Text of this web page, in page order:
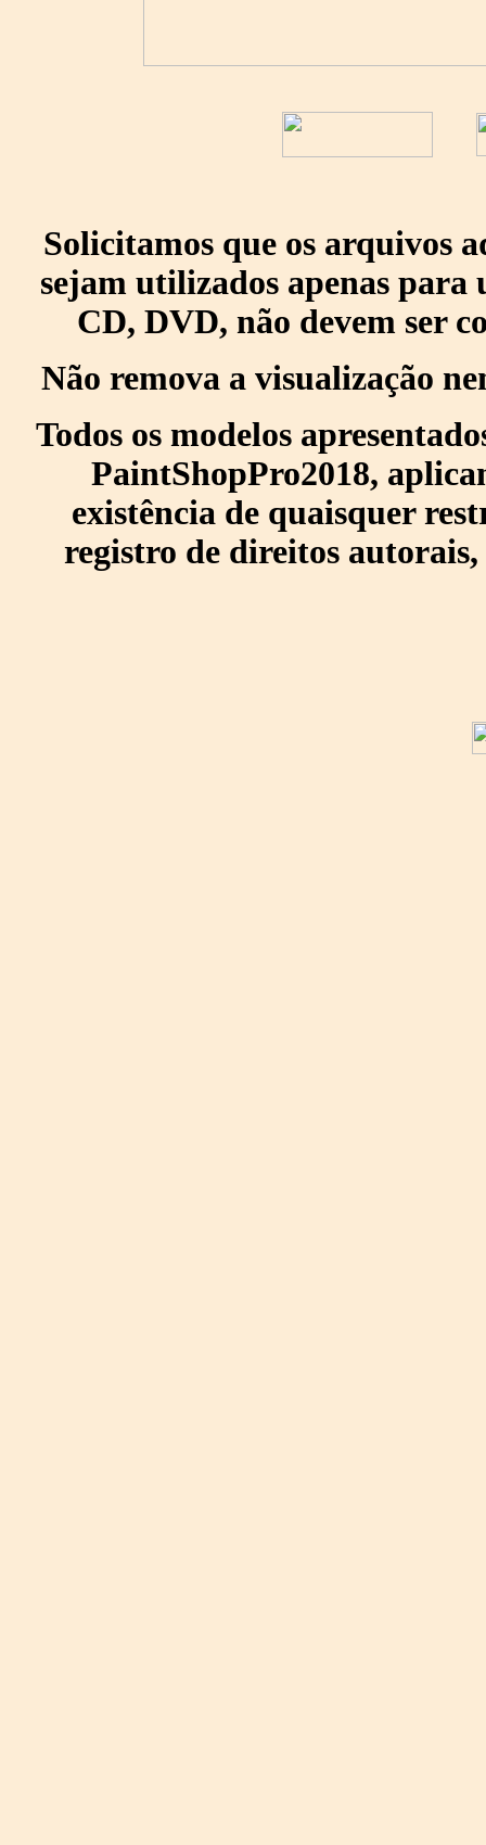
Solicitamos que os arquivos
sejam utilizados apenas para
CD, DVD, não devem ser
Não remova a visualização
Todos os modelos
PaintShopPro2018,
existência de quaisquer
registro de direitos